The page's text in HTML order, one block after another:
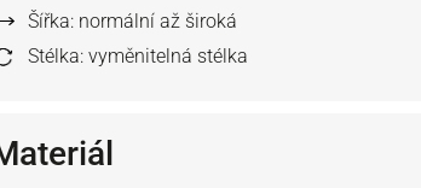
Šířka: normální až široká
Stélka: vyměnitelná stélka